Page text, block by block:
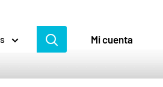
Mi cuenta